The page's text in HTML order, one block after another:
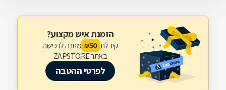
הזמנת איש מקצוע?
קיבלת 50
₪ מתנה לרכישה
באתר ZAPSTORE
לפרטי ההטבה